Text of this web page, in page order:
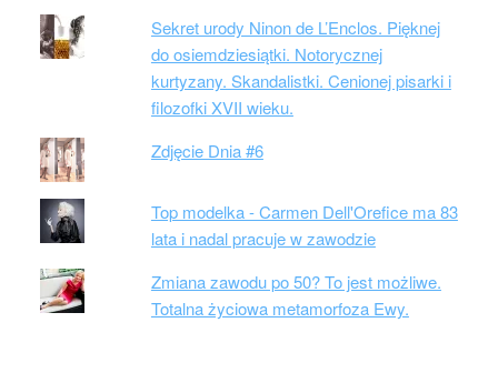
Sekret urody Ninon de L’Enclos. Pięknej
do osiemdziesiątki. Notorycznej
kurtyzany. Skandalistki. Cenionej pisarki i
filozofki XVII wieku.
Zdjęcie Dnia #6
Top modelka - Carmen Dell'Orefice ma 83
lata i nadal pracuje w zawodzie
Zmiana zawodu po 50? To jest możliwe.
Totalna życiowa metamorfoza Ewy.